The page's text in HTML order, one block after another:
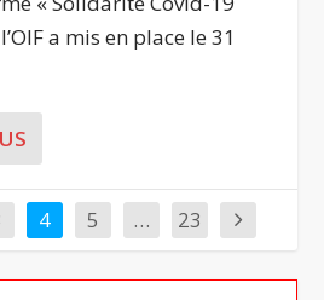
a mis en place le 31
4 5 … 23